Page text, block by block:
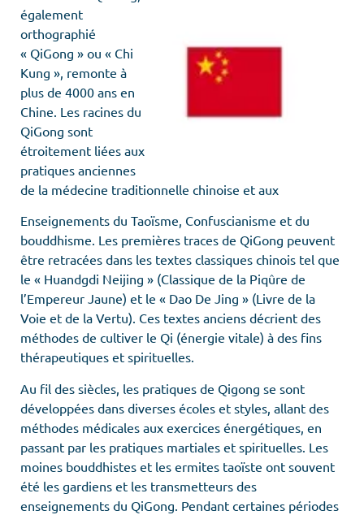
également
orthographié
« QiGong » ou « Chi
Kung », remonte à
plus de 4000 ans en
Chine. Les racines du
QiGong sont
étroitement liées aux
pratiques anciennes
de la médecine traditionnelle chinoise et aux
Enseignements du Taoïsme, Confuscianisme et du
bouddhisme. Les premières traces de QiGong peuvent
être retracées dans les textes classiques chinois tel que
le « Huandgdi Neijing » (Classique de la Piqûre de
l’Empereur Jaune) et le « Dao De Jing » (Livre de la
Voie et de la Vertu). Ces textes anciens décrient des
méthodes de cultiver le Qi (énergie vitale) à des fins
thérapeutiques et spirituelles.
Au fil des siècles, les pratiques de Qigong se sont
développées dans diverses écoles et styles, allant des
méthodes médicales aux exercices énergétiques, en
passant par les pratiques martiales et spirituelles. Les
moines bouddhistes et les ermites taoïste ont souvent
été les gardiens et les transmetteurs des
enseignements du QiGong. Pendant certaines périodes